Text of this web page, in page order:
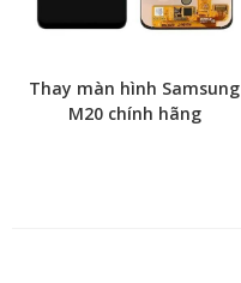
Thay màn hình Samsung
M20 chính hãng